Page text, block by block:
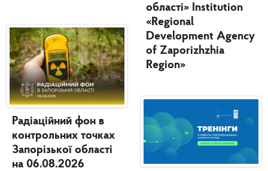
Радіаційний фон в
контрольних точках
Запорізької області
на 06.08.2026
області» Institution
«Regional
Development Agency
of Zaporizhzhia
Region»